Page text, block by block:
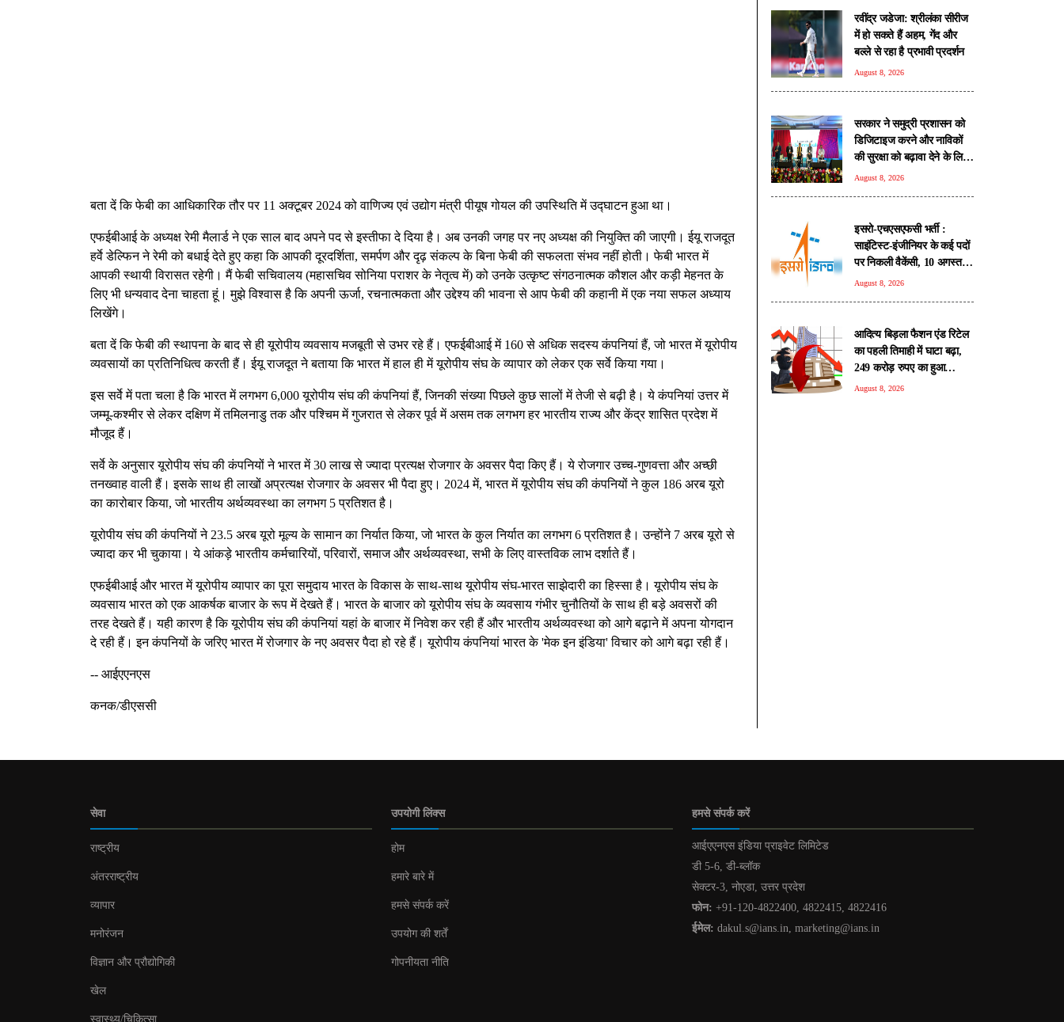
बता दें कि फेबी का आधिकारिक तौर पर 11 अक्टूबर 2024 को वाणिज्य एवं उद्योग मंत्री पीयूष गोयल की उपस्थिति में उद्घाटन हुआ था।
एफईबीआई के अध्यक्ष रेमी मैलार्ड ने एक साल बाद अपने पद से इस्तीफा दे दिया है। अब उनकी जगह पर नए अध्यक्ष की नियुक्ति की जाएगी। ईयू राजदूत
हर्वे डेल्फिन ने रेमी को बधाई देते हुए कहा कि आपकी दूरदर्शिता, समर्पण और दृढ़ संकल्प के बिना फेबी की सफलता संभव नहीं होती। फेबी भारत में
आपकी स्थायी विरासत रहेगी। मैं फेबी सचिवालय (महासचिव सोनिया पराशर के नेतृत्व में) को उनके उत्कृष्ट संगठनात्मक कौशल और कड़ी मेहनत के
लिए भी धन्यवाद देना चाहता हूं। मुझे विश्वास है कि अपनी ऊर्जा, रचनात्मकता और उद्देश्य की भावना से आप फेबी की कहानी में एक नया सफल अध्याय
लिखेंगे।
बता दें कि फेबी की स्थापना के बाद से ही यूरोपीय व्यवसाय मजबूती से उभर रहे हैं। एफईबीआई में 160 से अधिक सदस्य कंपनियां हैं, जो भारत में यूरोपीय
व्यवसायों का प्रतिनिधित्व करती हैं। ईयू राजदूत ने बताया कि भारत में हाल ही में यूरोपीय संघ के व्यापार को लेकर एक सर्वे किया गया।
इस सर्वे में पता चला है कि भारत में लगभग 6,000 यूरोपीय संघ की कंपनियां हैं, जिनकी संख्या पिछले कुछ सालों में तेजी से बढ़ी है। ये कंपनियां उत्तर में
जम्मू-कश्मीर से लेकर दक्षिण में तमिलनाडु तक और पश्चिम में गुजरात से लेकर पूर्व में असम तक लगभग हर भारतीय राज्य और केंद्र शासित प्रदेश में
मौजूद हैं।
सर्वे के अनुसार यूरोपीय संघ की कंपनियों ने भारत में 30 लाख से ज्यादा प्रत्यक्ष रोजगार के अवसर पैदा किए हैं। ये रोजगार उच्च-गुणवत्ता और अच्छी
तनख्वाह वाली हैं। इसके साथ ही लाखों अप्रत्यक्ष रोजगार के अवसर भी पैदा हुए। 2024 में, भारत में यूरोपीय संघ की कंपनियों ने कुल 186 अरब यूरो
का कारोबार किया, जो भारतीय अर्थव्यवस्था का लगभग 5 प्रतिशत है।
यूरोपीय संघ की कंपनियों ने 23.5 अरब यूरो मूल्य के सामान का निर्यात किया, जो भारत के कुल निर्यात का लगभग 6 प्रतिशत है। उन्होंने 7 अरब यूरो से
ज्यादा कर भी चुकाया। ये आंकड़े भारतीय कर्मचारियों, परिवारों, समाज और अर्थव्यवस्था, सभी के लिए वास्तविक लाभ दर्शाते हैं।
एफईबीआई और भारत में यूरोपीय व्यापार का पूरा समुदाय भारत के विकास के साथ-साथ यूरोपीय संघ-भारत साझेदारी का हिस्सा है। यूरोपीय संघ के
व्यवसाय भारत को एक आकर्षक बाजार के रूप में देखते हैं। भारत के बाजार को यूरोपीय संघ के व्यवसाय गंभीर चुनौतियों के साथ ही बड़े अवसरों की
तरह देखते हैं। यही कारण है कि यूरोपीय संघ की कंपनियां यहां के बाजार में निवेश कर रही हैं और भारतीय अर्थव्यवस्था को आगे बढ़ाने में अपना योगदान
दे रही हैं। इन कंपनियों के जरिए भारत में रोजगार के नए अवसर पैदा हो रहे हैं। यूरोपीय कंपनियां भारत के 'मेक इन इंडिया' विचार को आगे बढ़ा रही हैं।
-- आईएएनएस
कनक/डीएससी
रवींद्र जडेजा: श्रीलंका सीरीज
में हो सकते हैं अहम, गेंद और
बल्ले से रहा है प्रभावी प्रदर्शन
August 8, 2026
सरकार ने समुद्री प्रशासन को
डिजिटाइज करने और नाविकों
की सुरक्षा को बढ़ावा देने के लिए
लॉन्च किया 'ई-समुद्र' प्लेटफॉर्म
August 8, 2026
इसरो-एचएसएफसी भर्ती :
साइंटिस्ट-इंजीनियर के कई पदों
पर निकली वैकेंसी, 10 अगस्त से
आवेदन प्रक्रिया शुरू
August 8, 2026
आदित्य बिड़ला फैशन एंड रिटेल
का पहली तिमाही में घाटा बढ़ा,
249 करोड़ रुपए का हुआ
नुकसान
August 8, 2026
सेवा
राष्ट्रीय
अंतरराष्ट्रीय
व्यापार
मनोरंजन
विज्ञान और प्रौद्योगिकी
खेल
स्वास्थ्य/चिकित्सा
उपयोगी लिंक्स
होम
हमारे बारे में
हमसे संपर्क करें
उपयोग की शर्तें
गोपनीयता नीति
हमसे संपर्क करें
आईएएनएस इंडिया प्राइवेट लिमिटेड
डी 5-6, डी-ब्लॉक
सेक्टर-3, नोएडा, उत्तर प्रदेश
फोन: +91-120-4822400, 4822415, 4822416
ईमेल: dakul.s@ians.in, marketing@ians.in